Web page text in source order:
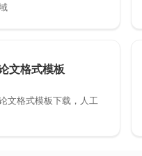
文格式模板
文格式模板下载，人工